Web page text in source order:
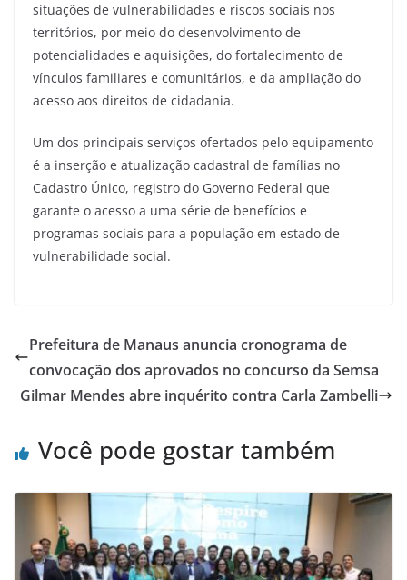
situações de vulnerabilidades e riscos sociais nos
territórios, por meio do desenvolvimento de
potencialidades e aquisições, do fortalecimento de
vínculos familiares e comunitários, e da ampliação do
acesso aos direitos de cidadania.
Um dos principais serviços ofertados pelo equipamento
é a inserção e atualização cadastral de famílias no
Cadastro Único, registro do Governo Federal que
garante o acesso a uma série de benefícios e
programas sociais para a população em estado de
vulnerabilidade social.
Prefeitura de Manaus anuncia cronograma de
convocação dos aprovados no concurso da Semsa
Gilmar Mendes abre inquérito contra Carla Zambelli
Você pode gostar também